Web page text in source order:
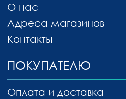
О нас
Адреса магазинов
Контакты
ПОКУПАТЕЛЮ
Оплата и доставка